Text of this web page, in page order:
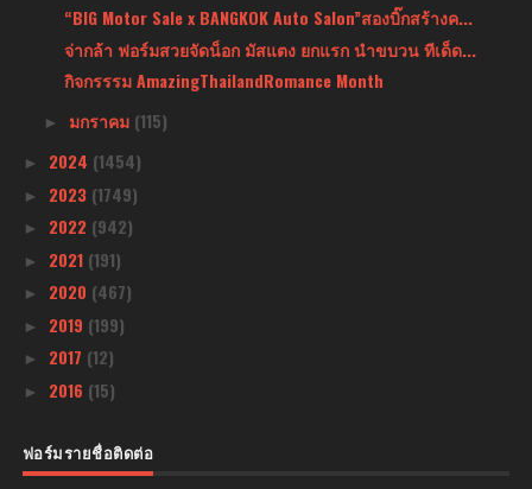
“BIG Motor Sale x BANGKOK Auto Salon”สองบิ๊กสร้างค...
จ่ากล้า ฟอร์มสวยจัดน็อก มัสแตง ยกแรก นำขบวน ทีเด็ด...
กิจกรรรม AmazingThailandRomance Month
► มกราคม (115)
► 2024 (1454)
► 2023 (1749)
► 2022 (942)
► 2021 (191)
► 2020 (467)
► 2019 (199)
► 2017 (12)
► 2016 (15)
ฟอร์มรายชื่อติดต่อ